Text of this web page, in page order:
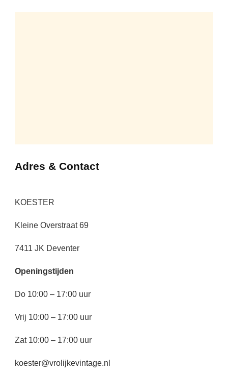
Adres & Contact
KOESTER
Kleine Overstraat 69
7411 JK Deventer
Openingstijden
Do 10:00 – 17:00 uur
Vrij 10:00 – 17:00 uur
Zat 10:00 – 17:00 uur
koester@vrolijkevintage.nl